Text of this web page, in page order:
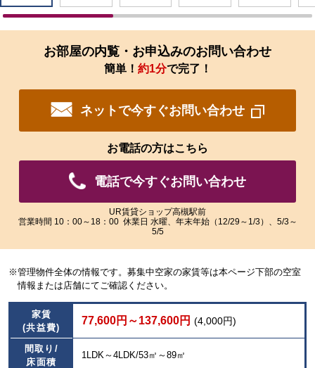
リ
す
拡
大
さ
い
だ
ま
す。
リ
拡
い
だ
ま
お部屋の内覧・お申込みのお問い合わせ
簡単！ 約1分で完了！
ネットで今すぐお問い合わせ
お電話の方はこちら
電話で今すぐお問い合わせ
UR賃貸ショップ高槻駅前
営業時間 10：00～18：00 休業日 水曜、年末年始（12/29～1/3）、5/3～
5/5
※管理物件全体の情報です。募集中空家の家賃等は本ページ下部の空室
情報または店舗にてご確認ください。
家賃
(共益費)
77,600円～137,600円 (4,000円)
間取り/
床面積
1LDK～4LDK/53㎡～89㎡